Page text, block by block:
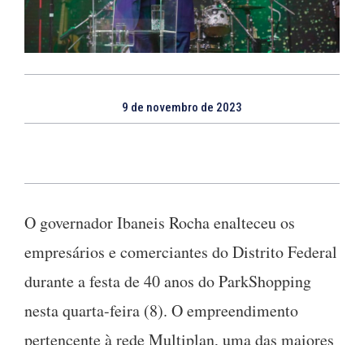
9 de novembro de 2023
O governador Ibaneis Rocha enalteceu os
empresários e comerciantes do Distrito Federal
durante a festa de 40 anos do ParkShopping
nesta quarta-feira (8). O empreendimento
pertencente à rede Multiplan, uma das maiores